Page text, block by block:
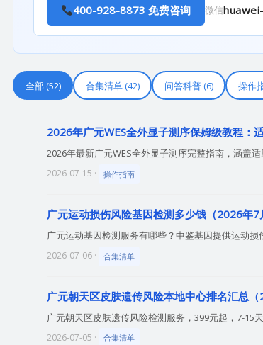
400-928-8873 免费咨询 微信
全部 (52) 合集清单 (42) 问答科普 (6) 操作
2026年广元WES全外显子测序保姆级教程：
2026年最新广元WES全外显子测序完整指南，涵盖
2026-07-15 · 操作指南
广元运动损伤风险基因检测多少钱（2026年7
广元运动基因检测服务有哪些？中鉴基因提供运动损
2026-07-06 · 合集清单
广元朝天区皮肤遗传风险本地中心排名汇总（
广元朝天区皮肤遗传风险检测服务，399元起，7-15
2026-07-05 · 合集清单